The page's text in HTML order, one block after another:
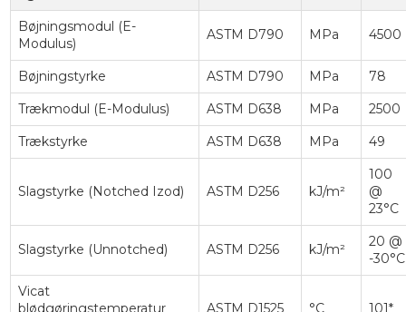
Bøjningsmodul (E-
Modulus)
ASTM D790 MPa 4500
Bøjningstyrke ASTM D790 MPa
78
Trækmodul (E-Modulus)
ASTM D638 MPa
2500
Trækstyrke
ASTM D638 MPa 49
Slagstyrke (Notched Izod) ASTM D256 kJ/m²
100
@
23°C
Slagstyrke (Unnotched) ASTM D256 kJ/m²
20 @
-30°C
Vicat
blødgøringstemperatur
ASTM D1525 °C 101*